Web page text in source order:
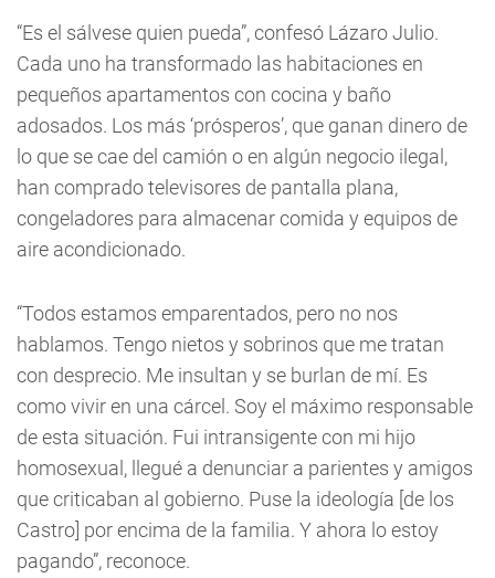
“Es el sálvese quien pueda”, confesó Lázaro Julio.
Cada uno ha transformado las habitaciones en
pequeños apartamentos con cocina y baño
adosados. Los más ‘prósperos’, que ganan dinero de
lo que se cae del camión o en algún negocio ilegal,
han comprado televisores de pantalla plana,
congeladores para almacenar comida y equipos de
aire acondicionado.
“Todos estamos emparentados, pero no nos
hablamos. Tengo nietos y sobrinos que me tratan
con desprecio. Me insultan y se burlan de mí. Es
como vivir en una cárcel. Soy el máximo responsable
de esta situación. Fui intransigente con mi hijo
homosexual, llegué a denunciar a parientes y amigos
que criticaban al gobierno. Puse la ideología [de los
Castro] por encima de la familia. Y ahora lo estoy
pagando”, reconoce.